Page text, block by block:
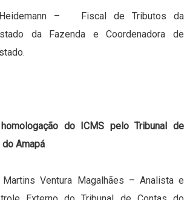
Heidemann – Fiscal de Tributos da
da Fazenda e Coordenadora de
do ICMS pelo Tribunal de
Amapá
Martins Ventura Magalhães – Analista e